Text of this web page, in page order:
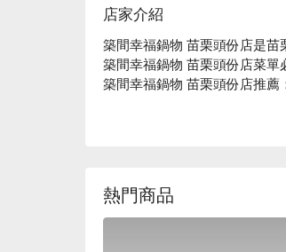
店家介紹
築間幸福鍋物 苗栗頭份店是苗
築間幸福鍋物 苗栗頭份店菜單
築間幸福鍋物 苗栗頭份店推薦
熱門商品